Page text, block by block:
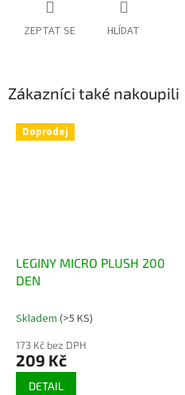
ZEPTAT SE HLÍDAT
Zákazníci také nakoupili
Doprodej
LEGINY MICRO PLUSH 200
DEN
Skladem (>5 KS)
173 Kč bez DPH
209 Kč
DETAIL